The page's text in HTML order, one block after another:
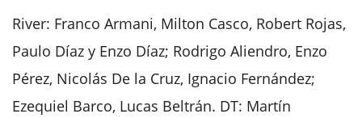
River: Franco Armani, Milton Casco, Robert Rojas,
Paulo Díaz y Enzo Díaz; Rodrigo Aliendro, Enzo
Pérez, Nicolás De la Cruz, Ignacio Fernández;
Ezequiel Barco, Lucas Beltrán. DT: Martín